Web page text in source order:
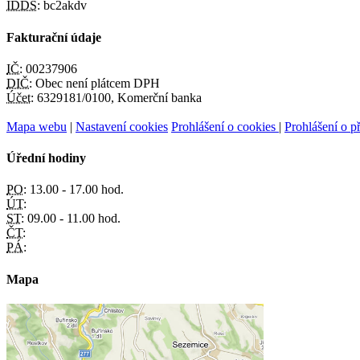
IDDS: bc2akdv
Fakturační údaje
IČ: 00237906
DIČ: Obec není plátcem DPH
Účet: 6329181/0100, Komerční banka
Mapa webu | Nastavení cookies Prohlášení o cookies | Prohlášení o
Úřední hodiny
PO: 13.00 - 17.00 hod.
ÚT:
ST: 09.00 - 11.00 hod.
ČT:
PÁ:
Mapa